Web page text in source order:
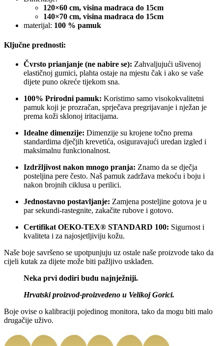
120×60 cm, visina madraca do 15cm
140×70 cm, visina madraca do 15cm
materijal: 100 % pamuk
Ključne prednosti:
Čvrsto prianjanje (ne nabire se): Zahvaljujući ušivenoj
elastičnoj gumici, plahta ostaje na mjestu čak i ako se vaše
dijete puno okreće tijekom sna.
100% Prirodni pamuk: Koristimo samo visokokvalitetni
pamuk koji je prozračan, sprječava pregrijavanje i nježan je
prema koži sklonoj iritacijama.
Idealne dimenzije: Dimenzije su krojene točno prema
standardima dječjih krevetića, osiguravajući uredan izgled i
maksimalnu funkcionalnost.
Izdržljivost nakon mnogo pranja: Znamo da se dječja
posteljina pere često. Naš pamuk zadržava mekoću i boju i
nakon brojnih ciklusa u perilici.
Jednostavno postavljanje: Zamjena posteljine gotova je u
par sekundi-rastegnite, zakačite rubove i gotovo.
Certifikat OEKO-TEX® STANDARD 100: Sigurnost i
kvaliteta i za najosjetljiviju kožu.
Naše boje savršeno se upotpunjuju uz ostale naše proizvode tako da
cijeli kutak za dijete može biti pažljivo usklađen.
Neka prvi dodiri budu najnježniji.
Hrvatski proizvod-proizvedeno u Velikoj Gorici.
Boje ovise o kalibraciji pojedinog monitora, tako da mogu biti malo
drugačije uživo.